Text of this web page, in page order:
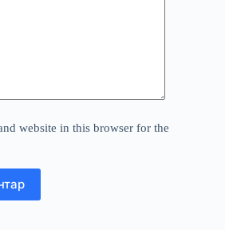
website in this browser for the